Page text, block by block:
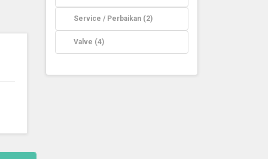
Service / Perbaikan (2)
Valve (4)